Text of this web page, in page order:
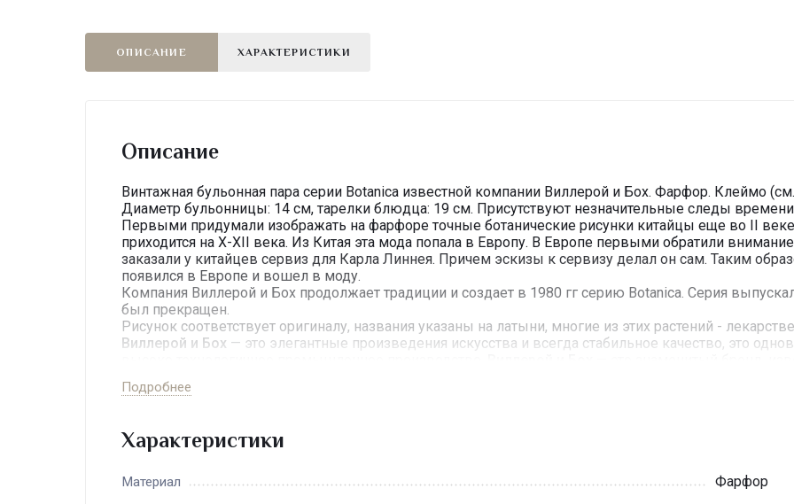
ОПИСАНИЕ ХАРАКТЕРИСТИКИ
Описание
Винтажная бульонная пара серии Botanica известной компании Виллерой и Бох. Фарфор. Клеймо
Диаметр бульонницы: 14 см, тарелки блюдца: 19 см. Присутствуют незначительные следы времени
Первыми придумали изображать на фарфоре точные ботанические рисунки китайцы еще во II
приходится на X-XII века. Из Китая эта мода попала в Европу. В Европе первыми обратили
заказали у китайцев сервиз для Карла Линнея. Причем эскизы к сервизу делал он сам. Таким
появился в Европе и вошел в моду.
Компания Виллерой и Бох продолжает традиции и создает в 1980 гг серию Botanica. Серия
был прекращен.
Рисунок соответствует оригиналу, названия указаны на латыни, многие из этих растений -
Виллерой и Бох — это элегантные произведения искусства и всегда стабильное качество, это
лучшее, что было и есть в искусстве.
Подробнее
Характеристики
Материал Фарфор